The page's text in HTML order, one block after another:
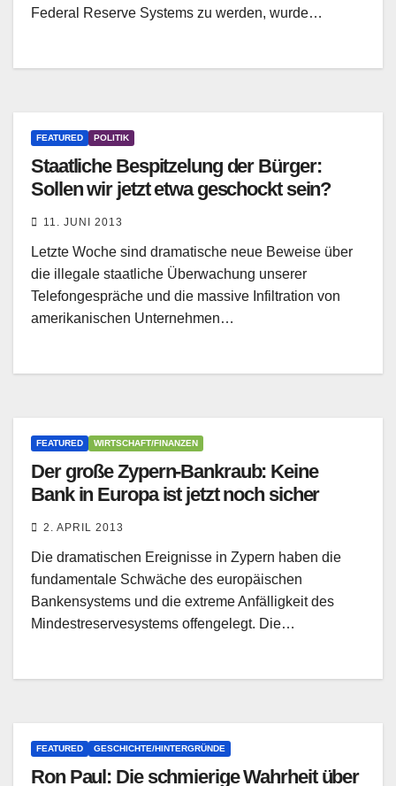
Federal Reserve Systems zu werden, wurde…
FEATURED POLITIK
Staatliche Bespitzelung der Bürger:
Sollen wir jetzt etwa geschockt sein?
11. JUNI 2013
Letzte Woche sind dramatische neue Beweise über
die illegale staatliche Überwachung unserer
Telefongespräche und die massive Infiltration von
amerikanischen Unternehmen…
FEATURED WIRTSCHAFT/FINANZEN
Der große Zypern-Bankraub: Keine
Bank in Europa ist jetzt noch sicher
2. APRIL 2013
Die dramatischen Ereignisse in Zypern haben die
fundamentale Schwäche des europäischen
Bankensystems und die extreme Anfälligkeit des
Mindestreservesystems offengelegt. Die…
FEATURED GESCHICHTE/HINTERGRÜNDE
Ron Paul: Die schmierige Wahrheit über